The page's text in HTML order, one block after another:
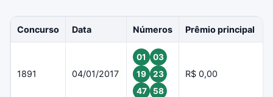
Concurso Data Números Prêmio principal
1891 04/01/2017
01
03
19
23
47
58
R$ 0,00